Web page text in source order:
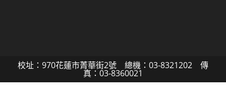
校址：970花蓮市菁華街2號 總機：03-8321202 傳
真：03-8360021